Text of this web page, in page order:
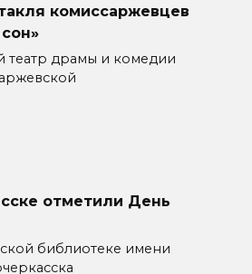
комиссаржевцев
театр драмы и комедии
отметили День
библиотеке имени